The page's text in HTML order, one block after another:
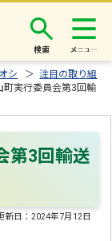
検索
シ ＞注目の取り組
実行委員会第3回輸
第3回輸送
新日：2024年7月12日